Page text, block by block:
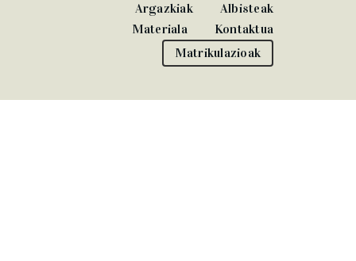
Argazkiak
Albisteak
Materiala
Kontaktua
Matrikulazioak